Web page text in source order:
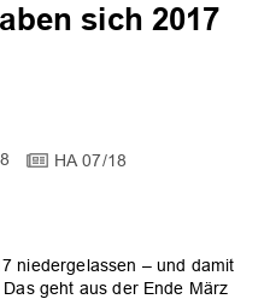
sich 2017
HA 07/18
niedergelassen – und damit
geht aus der Ende März